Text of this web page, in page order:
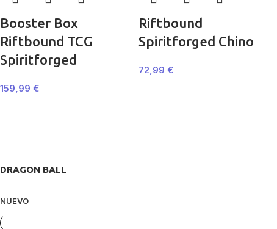
Booster Box
Riftbound TCG
Spiritforged
159,99 €
Riftbound
Spiritforged Chino
72,99 €
DRAGON BALL
NUEVO